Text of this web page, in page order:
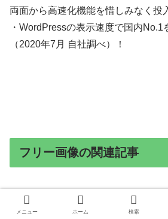
両面から高速化機能を惜しみなく投
・WordPressの表示速度で国内No.1
（2020年7月 自社調べ）！
フリー画像の関連記事
WordPress：ホームページ運用
奨幅
メニュー ホーム 検索